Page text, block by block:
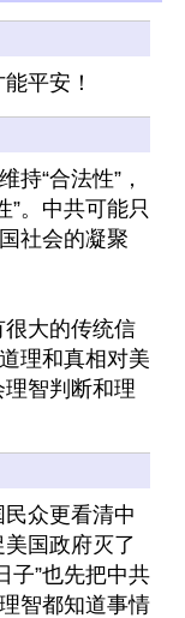
平安！
持“合法性”，
”。中共可能只
社会的凝聚
大的传统信
理和真相对美
智判断和理
众更看清中
国政府灭了
子”也先把中共
智都知道事情